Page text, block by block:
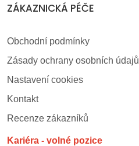
ZÁKAZNICKÁ PÉČE
Obchodní podmínky
Zásady ochrany osobních údajů
Nastavení cookies
Kontakt
Recenze zákazníků
Kariéra - volné pozice